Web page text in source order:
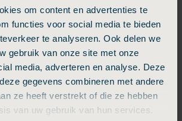
om content en advertenties te
functies voor social media te bieden
te analyseren. Ook delen we
gebruik van onze site met onze
media, adverteren en analyse. Deze
gegevens combineren met andere
ze heeft verstrekt of die ze hebben
van uw gebruik van hun services.
Ben
zeker aan te bevelen
beleefd aan de telefoon.
José
Bekijk alle